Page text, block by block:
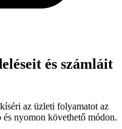
és számláit
az üzleti folyamatot az
és nyomon követhető módon.